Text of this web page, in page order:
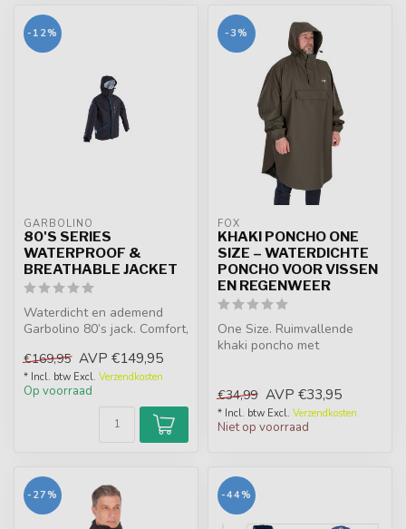
-12%
GARBOLINO
80'S SERIES
WATERPROOF &
BREATHABLE JACKET
Waterdicht en ademend
Garbolino 80’s jack. Comfort,
€169,95 AVP €149,95
* Incl. btw Excl. Verzendkosten
Op voorraad
-3%
FOX
KHAKI PONCHO ONE
SIZE – WATERDICHTE
PONCHO VOOR VISSEN
EN REGENWEER
One Size. Ruimvallende
khaki poncho met
€34,99 AVP €33,95
* Incl. btw Excl. Verzendkosten
Niet op voorraad
-27% -44%